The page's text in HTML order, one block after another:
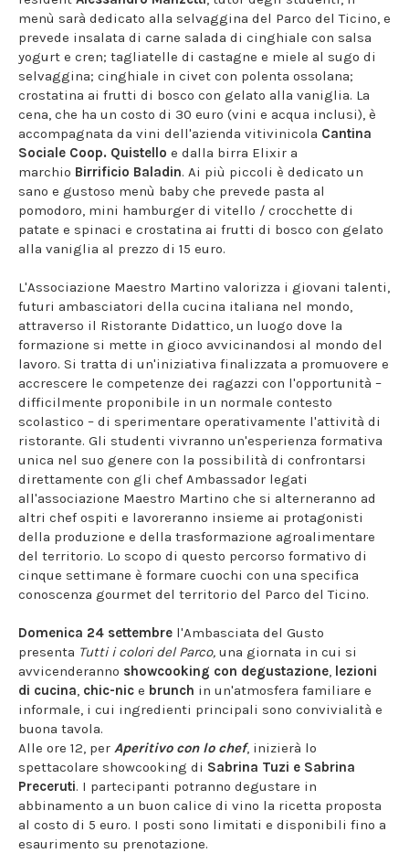
menù sarà dedicato alla selvaggina del Parco del Ticino, e
prevede insalata di carne salada di cinghiale con salsa
yogurt e cren; tagliatelle di castagne e miele al sugo di
selvaggina; cinghiale in civet con polenta ossolana;
crostatina ai frutti di bosco con gelato alla vaniglia. La
cena, che ha un costo di 30 euro (vini e acqua inclusi), è
accompagnata da vini dell'azienda vitivinicola Cantina
Sociale Coop. Quistello e dalla birra Elixir a
marchio Birrificio Baladin. Ai più piccoli è dedicato un
sano e gustoso menù baby che prevede pasta al
pomodoro, mini hamburger di vitello / crocchette di
patate e spinaci e crostatina ai frutti di bosco con gelato
alla vaniglia al prezzo di 15 euro.
L'Associazione Maestro Martino valorizza i giovani talenti,
futuri ambasciatori della cucina italiana nel mondo,
attraverso il Ristorante Didattico, un luogo dove la
formazione si mette in gioco avvicinandosi al mondo del
lavoro. Si tratta di un'iniziativa finalizzata a promuovere e
accrescere le competenze dei ragazzi con l'opportunità –
difficilmente proponibile in un normale contesto
scolastico – di sperimentare operativamente l'attività di
ristorante. Gli studenti vivranno un'esperienza formativa
unica nel suo genere con la possibilità di confrontarsi
direttamente con gli chef Ambassador legati
all'associazione Maestro Martino che si alterneranno ad
altri chef ospiti e lavoreranno insieme ai protagonisti
della produzione e della trasformazione agroalimentare
del territorio. Lo scopo di questo percorso formativo di
cinque settimane è formare cuochi con una specifica
conoscenza gourmet del territorio del Parco del Ticino.
Domenica 24 settembre l'Ambasciata del Gusto
presenta Tutti i colori del Parco, una giornata in cui si
avvicenderanno showcooking con degustazione, lezioni
di cucina, chic-nic e brunch in un'atmosfera familiare e
informale, i cui ingredienti principali sono convivialità e
buona tavola.
Alle ore 12, per Aperitivo con lo chef, inizierà lo
spettacolare showcooking di Sabrina Tuzi e Sabrina
Preceruti. I partecipanti potranno degustare in
abbinamento a un buon calice di vino la ricetta proposta
al costo di 5 euro. I posti sono limitati e disponibili fino a
esaurimento su prenotazione.